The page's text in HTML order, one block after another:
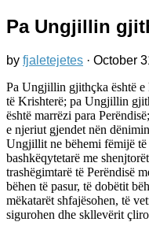
Pa Ungjillin
by fjaletejetes · October
Pa Ungjillin gjithçka është
të Krishterë; pa Ungjillin
është marrëzi para
e njeriut gjendet nën
Ungjillit ne bëhemi fëmijë të
bashkëqytetarë me
trashëgimtarë të Perëndisë
bëhen të pasur, të dobëtit
mëkatarët shfajësohen, të
sigurohen dhe skllevërit